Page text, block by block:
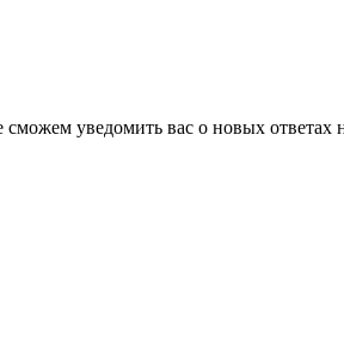
уведомить вас о новых ответах